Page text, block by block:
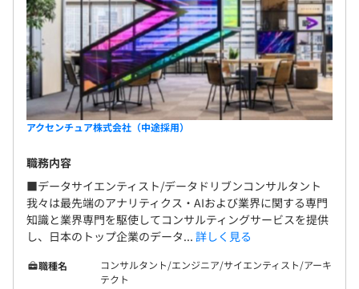
アクセンチュア株式会社（中途採用）
職務内容
■データサイエンティスト/データドリブンコンサルタント
我々は最先端のアナリティクス・AIおよび業界に関する専門
知識と業界専門を駆使してコンサルティングサービスを提供
し、日本のトップ企業のデータ... 詳しく見る
職種名
コンサルタント/エンジニア/サイエンティスト/アーキ
テクト